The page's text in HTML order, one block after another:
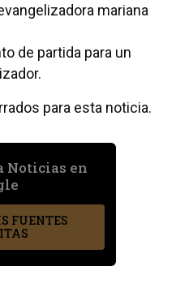
mariana
de partida para un
para esta noticia.
Noticias en
FUENTES